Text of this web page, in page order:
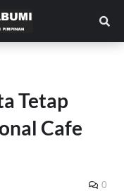
Tetap
Cafe
0